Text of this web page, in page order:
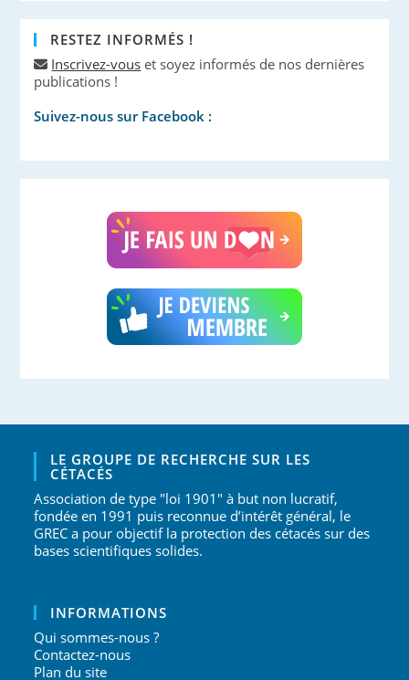
RESTEZ INFORMÉS !
Inscrivez-vous et soyez informés de nos dernières
publications !
Suivez-nous sur Facebook :
LE GROUPE DE RECHERCHE SUR LES
CÉTACÉS
Association de type "loi 1901" à but non lucratif,
fondée en 1991 puis reconnue d’intérêt général, le
GREC a pour objectif la protection des cétacés sur des
bases scientifiques solides.
INFORMATIONS
Qui sommes-nous ?
Contactez-nous
Plan du site